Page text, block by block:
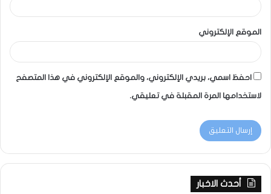
الموقع الإلكتروني
احفظ اسمي، بريدي الإلكتروني، والموقع الإلكتروني في هذا المتصفح
لاستخدامها المرة المقبلة في تعليقي.
أحدث الاخبار